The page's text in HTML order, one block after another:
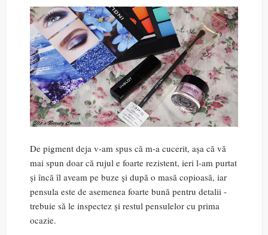
De pigment deja v-am spus că m-a cucerit, așa că vă
mai spun doar că rujul e foarte rezistent, ieri l-am purtat
și încă îl aveam pe buze și după o masă copioasă, iar
pensula este de asemenea foarte bună pentru detalii -
trebuie să le inspectez și restul pensulelor cu prima
ocazie.